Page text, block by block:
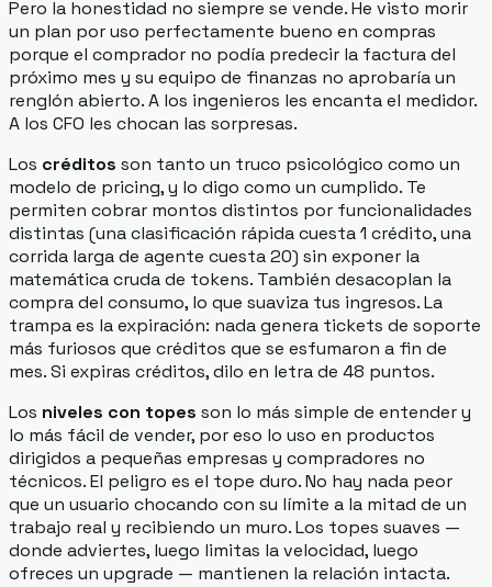
Pero la honestidad no siempre se vende. He visto morir
un plan por uso perfectamente bueno en compras
porque el comprador no podía predecir la factura del
próximo mes y su equipo de finanzas no aprobaría un
renglón abierto. A los ingenieros les encanta el medidor.
A los CFO les chocan las sorpresas.
Los créditos son tanto un truco psicológico como un
modelo de pricing, y lo digo como un cumplido. Te
permiten cobrar montos distintos por funcionalidades
distintas (una clasificación rápida cuesta 1 crédito, una
corrida larga de agente cuesta 20) sin exponer la
matemática cruda de tokens. También desacoplan la
compra del consumo, lo que suaviza tus ingresos. La
trampa es la expiración: nada genera tickets de soporte
más furiosos que créditos que se esfumaron a fin de
mes. Si expiras créditos, dilo en letra de 48 puntos.
Los niveles con topes son lo más simple de entender y
lo más fácil de vender, por eso lo uso en productos
dirigidos a pequeñas empresas y compradores no
técnicos. El peligro es el tope duro. No hay nada peor
que un usuario chocando con su límite a la mitad de un
trabajo real y recibiendo un muro. Los topes suaves —
donde adviertes, luego limitas la velocidad, luego
ofreces un upgrade — mantienen la relación intacta.